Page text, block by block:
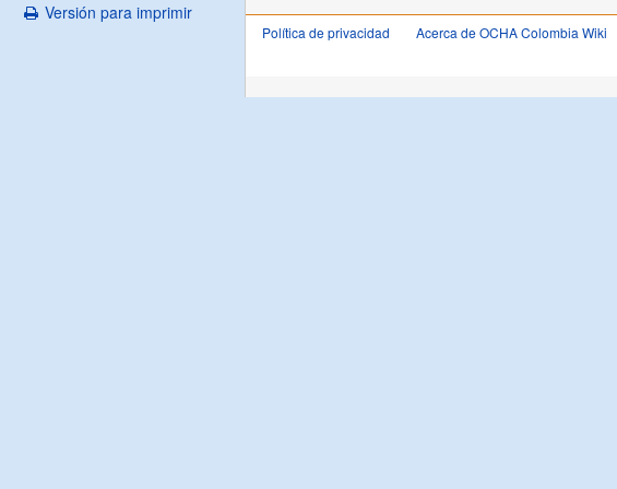
Versión para imprimir
Política de privacidad Acerca de OCHA Colombia Wiki